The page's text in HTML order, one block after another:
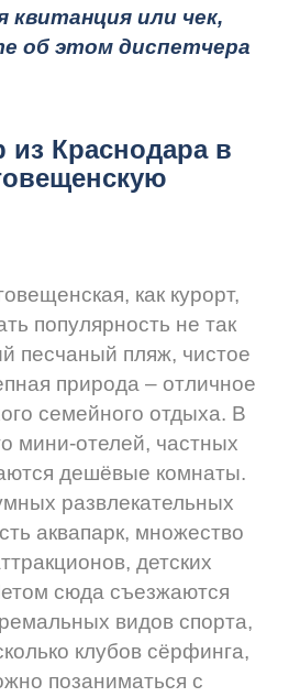
квитанция или чек,
об этом диспетчера
из Краснодара в
как курорт,
популярность не так
песчаный пляж, чистое
природа – отличное
семейного отдыха. В
мини-отелей, частных
дешёвые комнаты.
развлекательных
аквапарк, множество
детских
сюда съезжаются
видов спорта,
клубов сёрфинга,
позаниматься с